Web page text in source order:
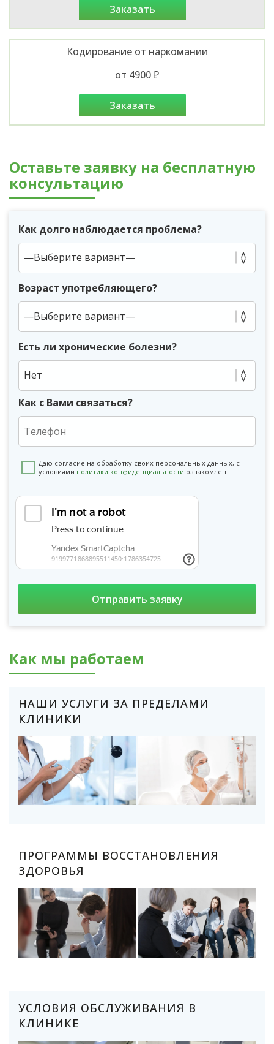
заказать
Кодирование от наркомании
от 4900 ₽
заказать
Оставьте заявку на бесплатную
консультацию
Как долго наблюдается проблема?
Возраст употребляющего?
Есть ли хронические болезни?
Нет
Как с Вами связаться?
Даю согласие на обработку своих персональных данных, с
условиями политики конфиденциальности ознакомлен
Как мы работаем
НАШИ УСЛУГИ ЗА ПРЕДЕЛАМИ
КЛИНИКИ
ПРОГРАММЫ ВОССТАНОВЛЕНИЯ
ЗДОРОВЬЯ
УСЛОВИЯ ОБСЛУЖИВАНИЯ В
КЛИНИКЕ